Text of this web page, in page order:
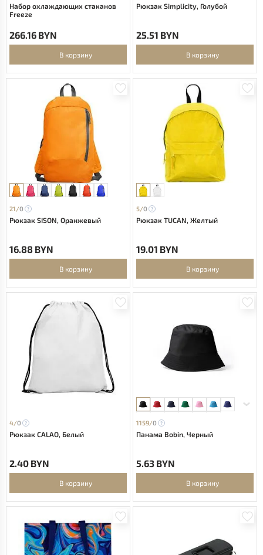
Набор охлаждающих стаканов
Freeze
266.16 BYN
В корзину
Рюкзак Simplicity, Голубой
25.51 BYN
В корзину
21/0
Рюкзак SISON, Оранжевый
16.88 BYN
В корзину
5/0
Рюкзак TUCAN, Желтый
19.01 BYN
В корзину
4/0
Рюкзак CALAO, Белый
2.40 BYN
В корзину
1159/0
Панама Bobin, Черный
5.63 BYN
В корзину